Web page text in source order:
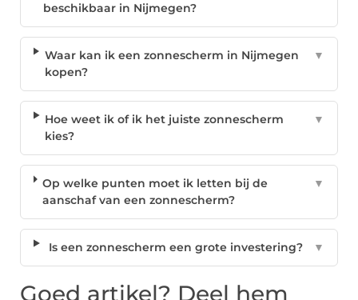
beschikbaar in Nijmegen?
Waar kan ik een zonnescherm in Nijmegen
kopen?
▼
Hoe weet ik of ik het juiste zonnescherm
kies?
▼
Op welke punten moet ik letten bij de
aanschaf van een zonnescherm?
▼
Is een zonnescherm een grote investering? ▼
Goed artikel? Deel hem